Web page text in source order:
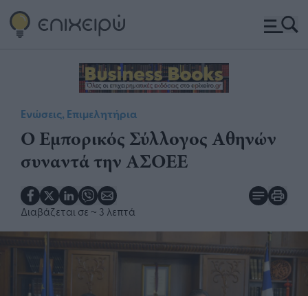
Ενώσεις, Επιμελητήρια
Ο Εμπορικός Σύλλογος Αθηνών
συναντά την ΑΣΟΕΕ
Διαβάζεται σε ~ 3 λεπτά